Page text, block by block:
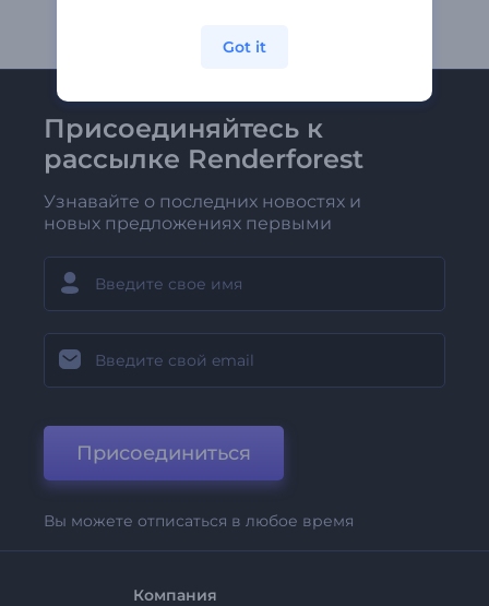
Присоединяйтесь к
рассылке Renderforest
Узнавайте о последних новостях и
новых предложениях первыми
Присоединиться
Вы можете отписаться в любое время
Компания
Got it